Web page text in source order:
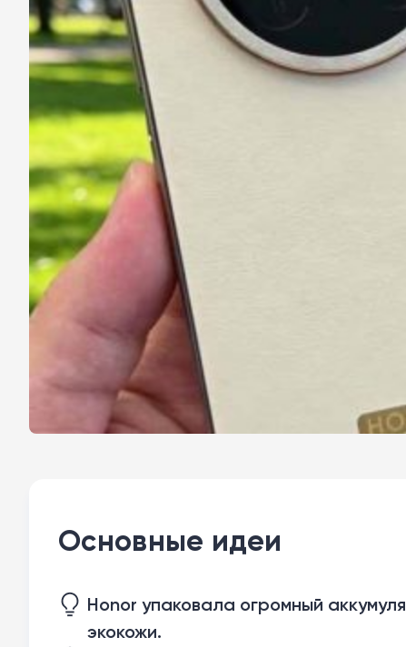
Основные идеи
Honor упаковала огромный
экокожи.